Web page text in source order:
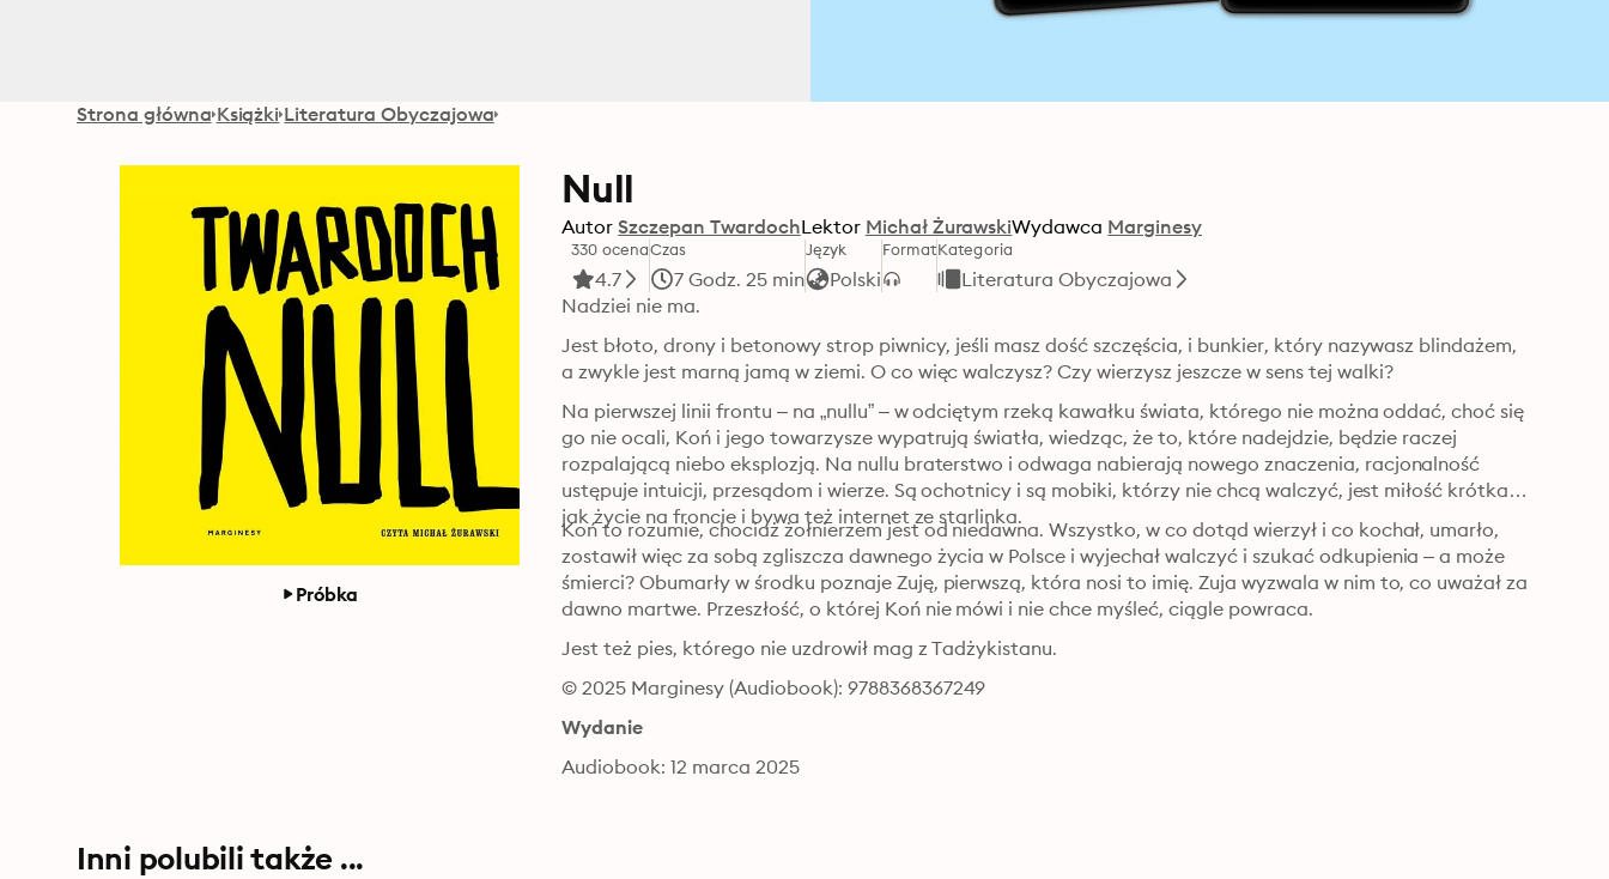
Strona główna Książki Literatura Obyczajowa
Próbka
Null
Autor Szczepan TwardochLektor Michał ŻurawskiWydawca Marginesy
330 ocena
4.7
Czas
7 Godz. 25 min
Język
Polski
FormatKategoria
Literatura Obyczajowa
Nadziei nie ma.
Jest błoto, drony i betonowy strop piwnicy, jeśli masz dość szczęścia, i bunkier, który nazywasz blindażem,
a zwykle jest marną jamą w ziemi. O co więc walczysz? Czy wierzysz jeszcze w sens tej walki?
Na pierwszej linii frontu – na „nullu” – w odciętym rzeką kawałku świata, którego nie można oddać, choć się
go nie ocali, Koń i jego towarzysze wypatrują światła, wiedząc, że to, które nadejdzie, będzie raczej
rozpalającą niebo eksplozją. Na nullu braterstwo i odwaga nabierają nowego znaczenia, racjonalność
ustępuje intuicji, przesądom i wierze. Są ochotnicy i są mobiki, którzy nie chcą walczyć, jest miłość krótka
jak życie na froncie i bywa też internet ze starlinka.
Koń to rozumie, chociaż żołnierzem jest od niedawna. Wszystko, w co dotąd wierzył i co kochał, umarło,
zostawił więc za sobą zgliszcza dawnego życia w Polsce i wyjechał walczyć i szukać odkupienia – a może
śmierci? Obumarły w środku poznaje Zuję, pierwszą, która nosi to imię. Zuja wyzwala w nim to, co uważał za
dawno martwe. Przeszłość, o której Koń nie mówi i nie chce myśleć, ciągle powraca.
Jest też pies, którego nie uzdrowił mag z Tadżykistanu.
© 2025 Marginesy (Audiobook): 9788368367249
Wydanie
Audiobook: 12 marca 2025
Inni polubili także ...